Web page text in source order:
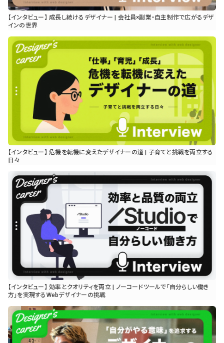
【インタビュー】 成長し続けるデザイナー | 会社員×副業・自主制作で広がるデザ
インの世界
【インタビュー】 危機を転機に変えたデザイナーの道 | 子育てと挑戦を両立する
日々
【インタビュー】 効率とクオリティを両立 | ノーコードツールで「自分らしい働き
方」を実現するWebデザイナーの挑戦